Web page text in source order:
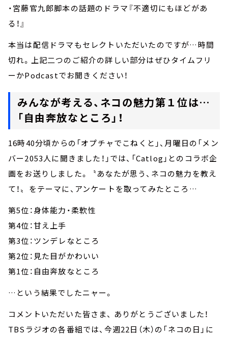
・宮藤官九郎脚本の話題のドラマ『不適切にもほどがあ
る！』
本当は配信ドラマもセレクトいただいたのですが…時間
切れ。上記二つのご紹介の詳しい部分はぜひタイムフリ
ーかPodcastでお聞きください！
みんなが考える、ネコの魅力第１位は…
「自由奔放なところ」！
16時40分頃からの「オプチャでこねくと」、月曜日の「メン
バー2053人に聞きました！」では、「Catlog」とのコラボ企
画をお送りしました。〝あなたが思う、ネコの魅力を教え
て！〟をテーマに、アンケートを取ってみたところ…
第5位：身体能力・柔軟性
第4位：甘え上手
第3位：ツンデレなところ
第2位：見た目がかわいい
第1位：自由奔放なところ
…という結果でしたニャー。
コメントいただいた皆さま、 ありがとうございました！
TBSラジオの各番組では、今週22日（木）の「ネコの日」に